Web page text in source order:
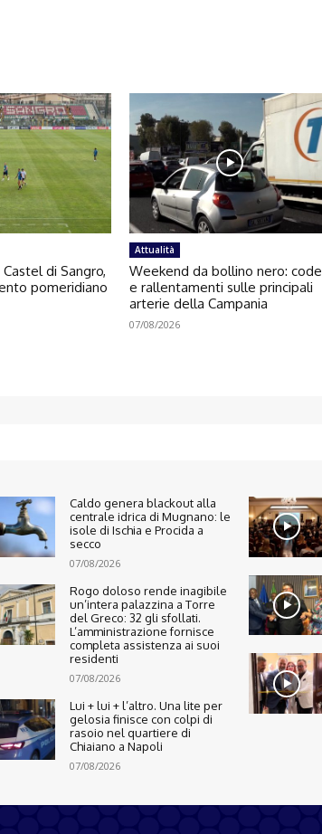
Castel di Sangro,
pomeridiano
Attualità
Weekend da bollino nero: code
e rallentamenti sulle principali
arterie della Campania
07/08/2026
Caldo genera blackout alla
centrale idrica di Mugnano: le
isole di Ischia e Procida a
secco
07/08/2026
Rogo doloso rende inagibile
un’intera palazzina a Torre
del Greco: 32 gli sfollati.
L’amministrazione fornisce
completa assistenza ai suoi
residenti
07/08/2026
Lui + lui + l’altro. Una lite per
gelosia finisce con colpi di
rasoio nel quartiere di
Chiaiano a Napoli
07/08/2026